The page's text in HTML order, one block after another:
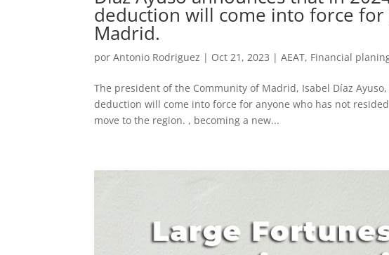
deduction will come into force
Madrid.
porAntonio Rodriguez | Oct 21, 2023 |AEAT, Financial
The president of the Community of Madrid, Isabel Díaz
deduction will come into force for anyone who has not
move to the region. , becoming a new...